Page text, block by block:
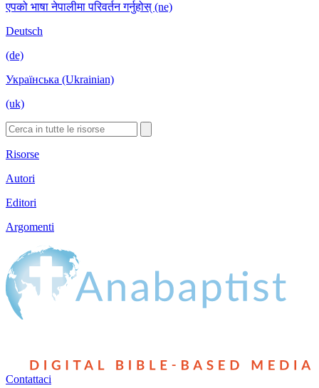
एपको भाषा नेपालीमा परिवर्तन गर्नुहोस् (ne)
Deutsch
(de)
Українська (Ukrainian)
(uk)
Risorse
Autori
Editori
Argomenti
Contattaci